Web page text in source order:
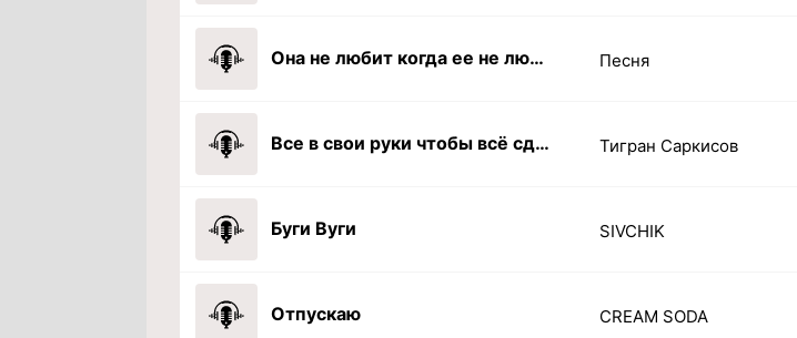
Она не любит когда ее не любят Песня
Все в свои руки чтобы всё сделать круче Тигран Саркисов
Буги Вуги SIVCHIK
Отпускаю CREAM SODA